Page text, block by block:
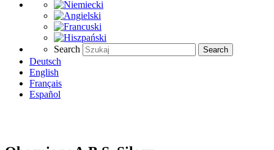
Search Search
Deutsch
English
Français
Español